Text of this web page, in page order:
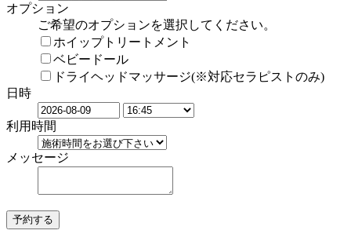
オプション
ご希望のオプションを選択してください。
ホイップトリートメント
ベビードール
ドライヘッドマッサージ(※対応セラピストのみ)
日時
利用時間
メッセージ